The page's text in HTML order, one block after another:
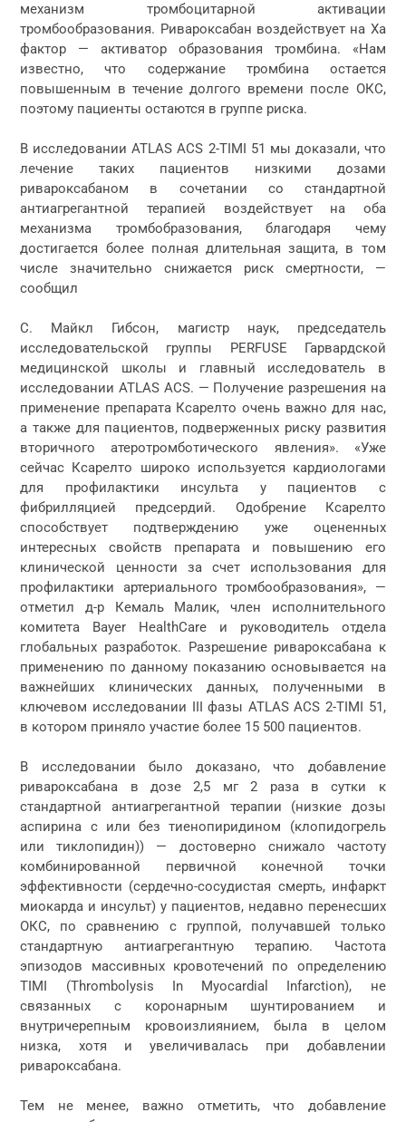
механизм тромбоцитарной активации
тромбообразования. Ривароксабан воздействует на Xa
фактор — активатор образования тромбина. «Нам
известно, что содержание тромбина остается
повышенным в течение долгого времени после ОКС,
поэтому пациенты остаются в группе риска.
В исследовании ATLAS ACS 2-TIMI 51 мы доказали, что
лечение таких пациентов низкими дозами
ривароксабаном в сочетании со стандартной
антиагрегантной терапией воздействует на оба
механизма тромбобразования, благодаря чему
достигается более полная длительная защита, в том
числе значительно снижается риск смертности, —
сообщил
С. Майкл Гибсон, магистр наук, председатель
исследовательской группы PERFUSE Гарвардской
медицинской школы и главный исследователь в
исследовании ATLAS ACS. — Получение разрешения на
применение препарата Ксарелто очень важно для нас,
а также для пациентов, подверженных риску развития
вторичного атеротромботического явления». «Уже
сейчас Ксарелто широко используется кардиологами
для профилактики инсульта у пациентов с
фибрилляцией предсердий. Одобрение Ксарелто
способствует подтверждению уже оцененных
интересных свойств препарата и повышению его
клинической ценности за счет использования для
профилактики артериального тромбообразования», —
отметил д-р Кемаль Малик, член исполнительного
комитета Bayer HealthCare и руководитель отдела
глобальных разработок. Разрешение ривароксабана к
применению по данному показанию основывается на
важнейших клинических данных, полученными в
ключевом исследовании III фазы ATLAS ACS 2-TIMI 51,
в котором приняло участие более 15 500 пациентов.
В исследовании было доказано, что добавление
ривароксабана в дозе 2,5 мг 2 раза в сутки к
стандартной антиагрегантной терапии (низкие дозы
аспирина с или без тиенопиридином (клопидогрель
или тиклопидин)) — достоверно снижало частоту
комбинированной первичной конечной точки
эффективности (сердечно-сосудистая смерть, инфаркт
миокарда и инсульт) у пациентов, недавно перенесших
ОКС, по сравнению с группой, получавшей только
стандартную антиагрегантную терапию. Частота
эпизодов массивных кровотечений по определению
TIMI (Thrombolysis In Myocardial Infarction), не
связанных с коронарным шунтированием и
внутричерепным кровоизлиянием, была в целом
низка, хотя и увеличивалась при добавлении
ривароксабана.
Тем не менее, важно отметить, что добавление